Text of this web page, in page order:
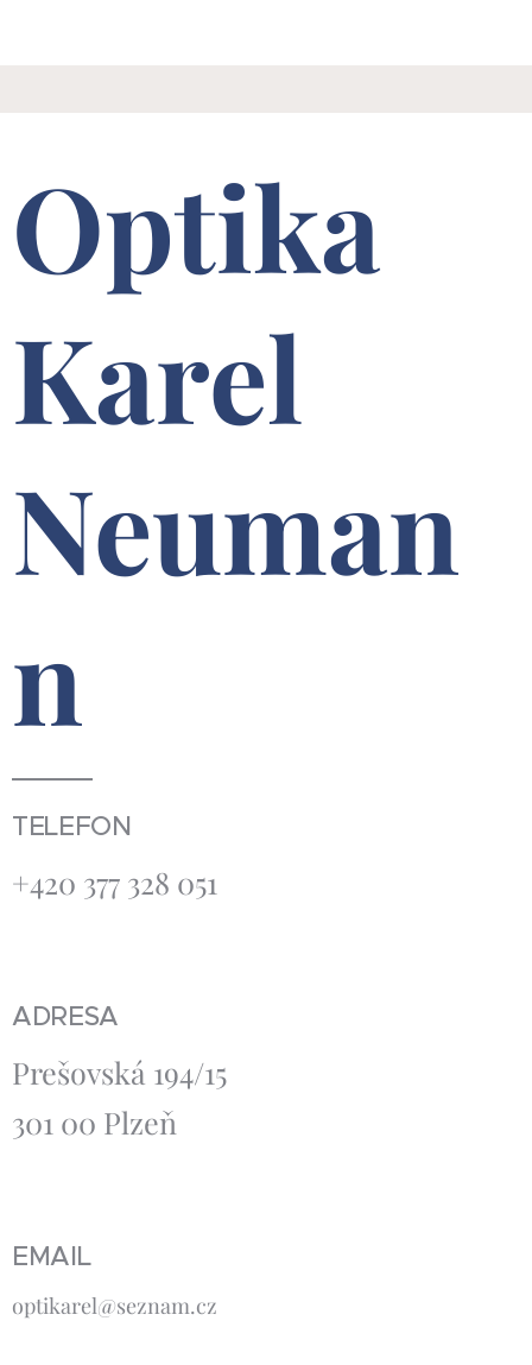
Optika
Karel
Neuman
n
TELEFON
+420 377 328 051
ADRESA
Prešovská 194/15
301 00 Plzeň
EMAIL
optikarel@seznam.cz